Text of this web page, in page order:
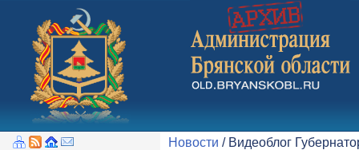
Новости / Видеоблог